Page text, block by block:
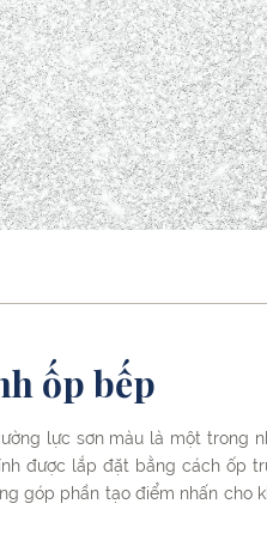
ốp bếp
lực sơn màu là một trong
được lắp đặt bằng cách ốp
góp phần tạo điểm nhấn cho